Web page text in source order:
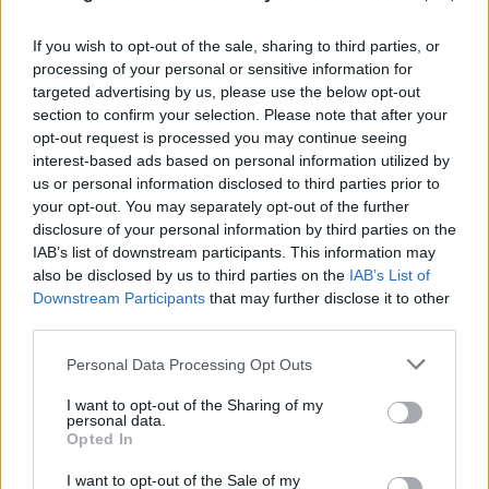
If you wish to opt-out of the sale, sharing to third parties, or
processing of your personal or sensitive information for
targeted advertising by us, please use the below opt-out
section to confirm your selection. Please note that after your
opt-out request is processed you may continue seeing
interest-based ads based on personal information utilized by
us or personal information disclosed to third parties prior to
your opt-out. You may separately opt-out of the further
disclosure of your personal information by third parties on the
IAB’s list of downstream participants. This information may
also be disclosed by us to third parties on the IAB’s List of
Downstream Participants that may further disclose it to other
Please note that this website/app uses one or more Google
not limited to your visit or usage behaviour. You may click to
grant or deny consent to Google and its third-party tags to
use your data for below specified purposes in below Google
consent section.
Personal Data Processing Opt Outs
I want to opt-out of the Sharing of my
personal data.
Opted In
I want to opt-out of the Sale of my
Αλαφούζου
07.08.2026 ΧΡΊΣΛΑ ΓΕΩΡΓΑΚΟΠΟΎΛΟΥ